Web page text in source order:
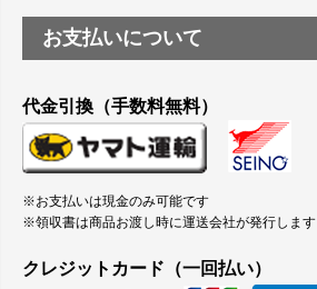
お支払いについて
代金引換（手数料無料）
※お支払いは現金のみ可能です
※領収書は商品お渡し時に運送会社が発行します
クレジットカード（一回払い）